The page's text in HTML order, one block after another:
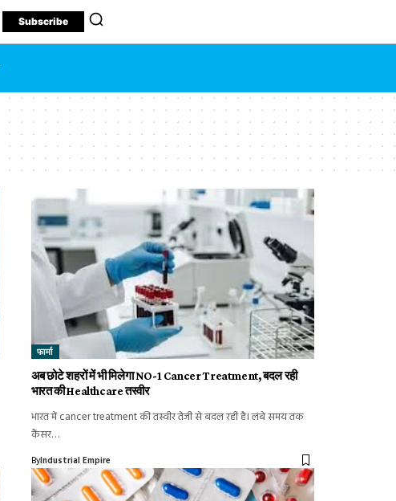
Subscribe
फार्मा
अब छोटे शहरों में भी मिलेगा NO-1 Cancer Treatment, बदल रही
भारत की Healthcare तस्वीर
भारत में cancer treatment की तस्वीर तेजी से बदल रही है। लंबे समय तक
कैंसर…
ByIndustrial Empire